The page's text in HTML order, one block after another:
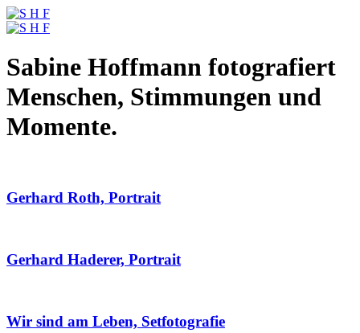
Sabine Hoffmann fotografiert
Menschen, Stimmungen und
Momente.
Gerhard Roth, Portrait
Gerhard Haderer, Portrait
Wir sind am Leben, Setfotografie